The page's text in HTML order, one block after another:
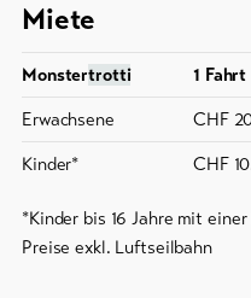
Miete
Monstertrotti 1 Fahrt
Erwachsene CHF
Kinder* CHF
*Kinder bis 16 Jahre mit
Preise exkl. Luftseilbahn